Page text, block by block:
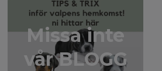
Missa inte
vår BLOGG